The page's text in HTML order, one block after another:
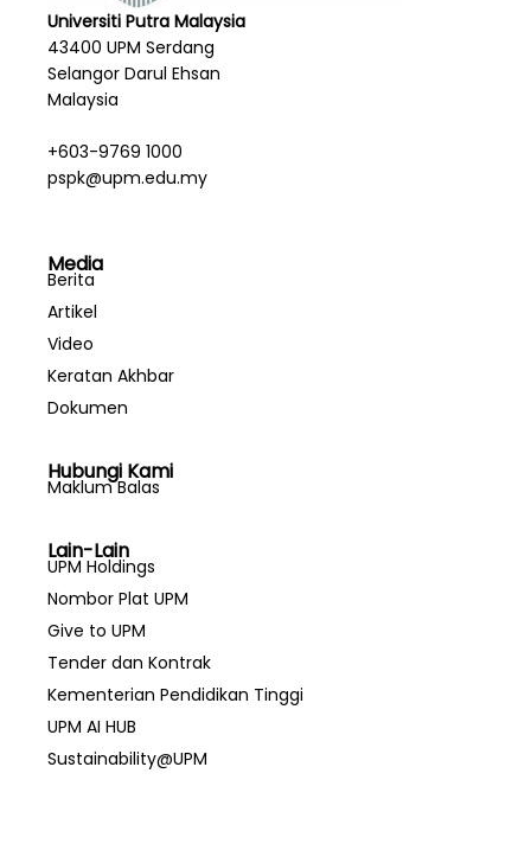
Universiti Putra Malaysia
43400 UPM Serdang
Selangor Darul Ehsan
Malaysia
+603-9769 1000
pspk@upm.edu.my
Media
Berita
Artikel
Video
Keratan Akhbar
Dokumen
Hubungi Kami
Maklum Balas
Lain-Lain
UPM Holdings
Nombor Plat UPM
Give to UPM
Tender dan Kontrak
Kementerian Pendidikan Tinggi
UPM AI HUB
Sustainability@UPM